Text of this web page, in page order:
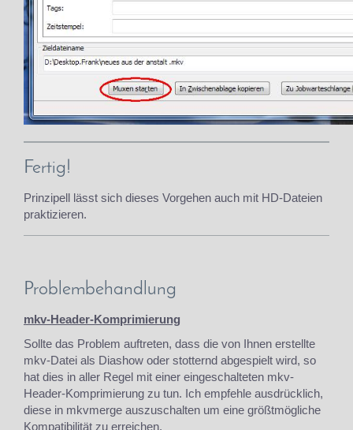
Fertig!
Prinzipell lässt sich dieses Vorgehen auch mit HD-Dateien
praktizieren.
Problembehandlung
mkv-Header-Komprimierung
Sollte das Problem auftreten, dass die von Ihnen erstellte
mkv-Datei als Diashow oder stotternd abgespielt wird, so
hat dies in aller Regel mit einer eingeschalteten mkv-
Header-Komprimierung zu tun. Ich empfehle ausdrücklich,
diese in mkvmerge auszuschalten um eine größtmögliche
Kompatibilität zu erreichen.